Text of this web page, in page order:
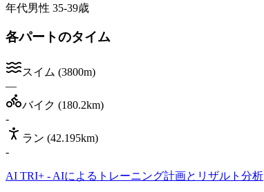
年代男性 35-39歳
各パートのタイム
スイム (3800m)
—
バイク (180.2km)
-
ラン (42.195km)
-
AI TRI+ - AIによるトレーニング計画とリザルト分析